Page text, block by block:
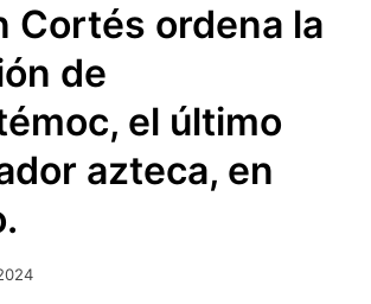
Cortés ordena la
de
el último
azteca, en